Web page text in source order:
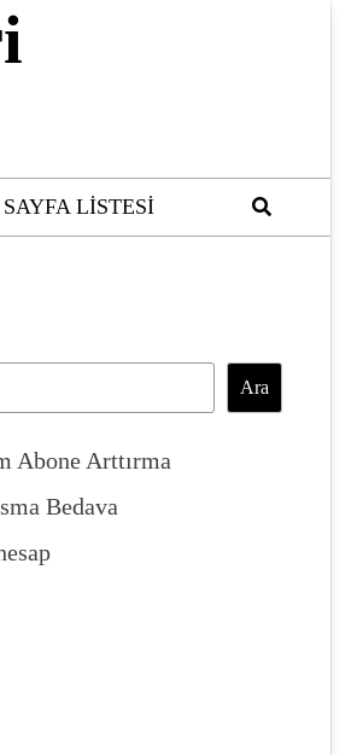
SAYFA LISTESI
Ara
Abone Arttırma
Bedava